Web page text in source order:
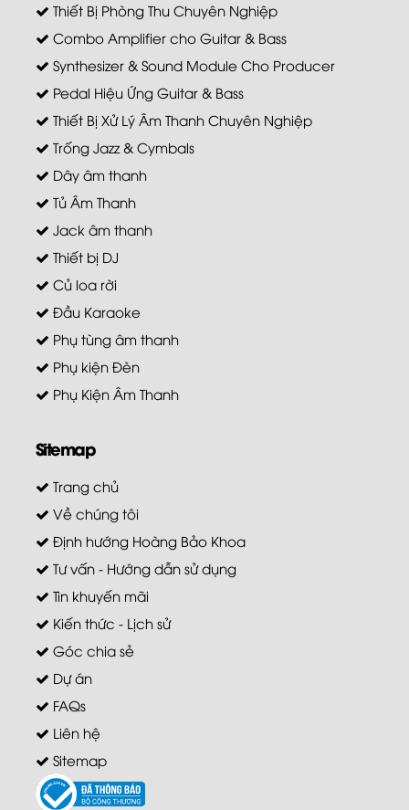
Thiết Bị Phòng Thu Chuyên Nghiệp
Combo Amplifier cho Guitar & Bass
Synthesizer & Sound Module Cho Producer
Pedal Hiệu Ứng Guitar & Bass
Thiết Bị Xử Lý Âm Thanh Chuyên Nghiệp
Trống Jazz & Cymbals
Dây âm thanh
Tủ Âm Thanh
Jack âm thanh
Thiết bị DJ
Củ loa rời
Đầu Karaoke
Phụ tùng âm thanh
Phụ kiện Đèn
Phụ Kiện Âm Thanh
Sitemap
Trang chủ
Về chúng tôi
Định hướng Hoàng Bảo Khoa
Tư vấn - Hướng dẫn sử dụng
Tin khuyến mãi
Kiến thức - Lịch sử
Góc chia sẻ
Dự án
FAQs
Liên hệ
Sitemap